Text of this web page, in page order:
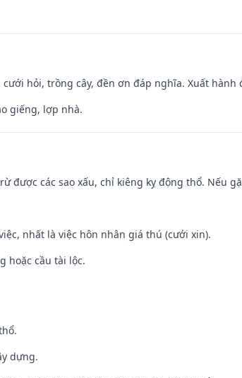
hỏi, trồng cây, đền ơn đáp nghĩa. Xuất
giếng, lợp nhà.
được các sao xấu, chỉ kiêng kỵ động thổ. Nếu
nhất là việc hôn nhân giá thú (cưới xin).
hoặc cầu tài lộc.
dựng.